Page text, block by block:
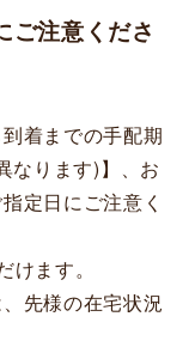
ご注意くださ
着までの手配期
なります)】、お
定日にご注意く
ます。
先様の在宅状況